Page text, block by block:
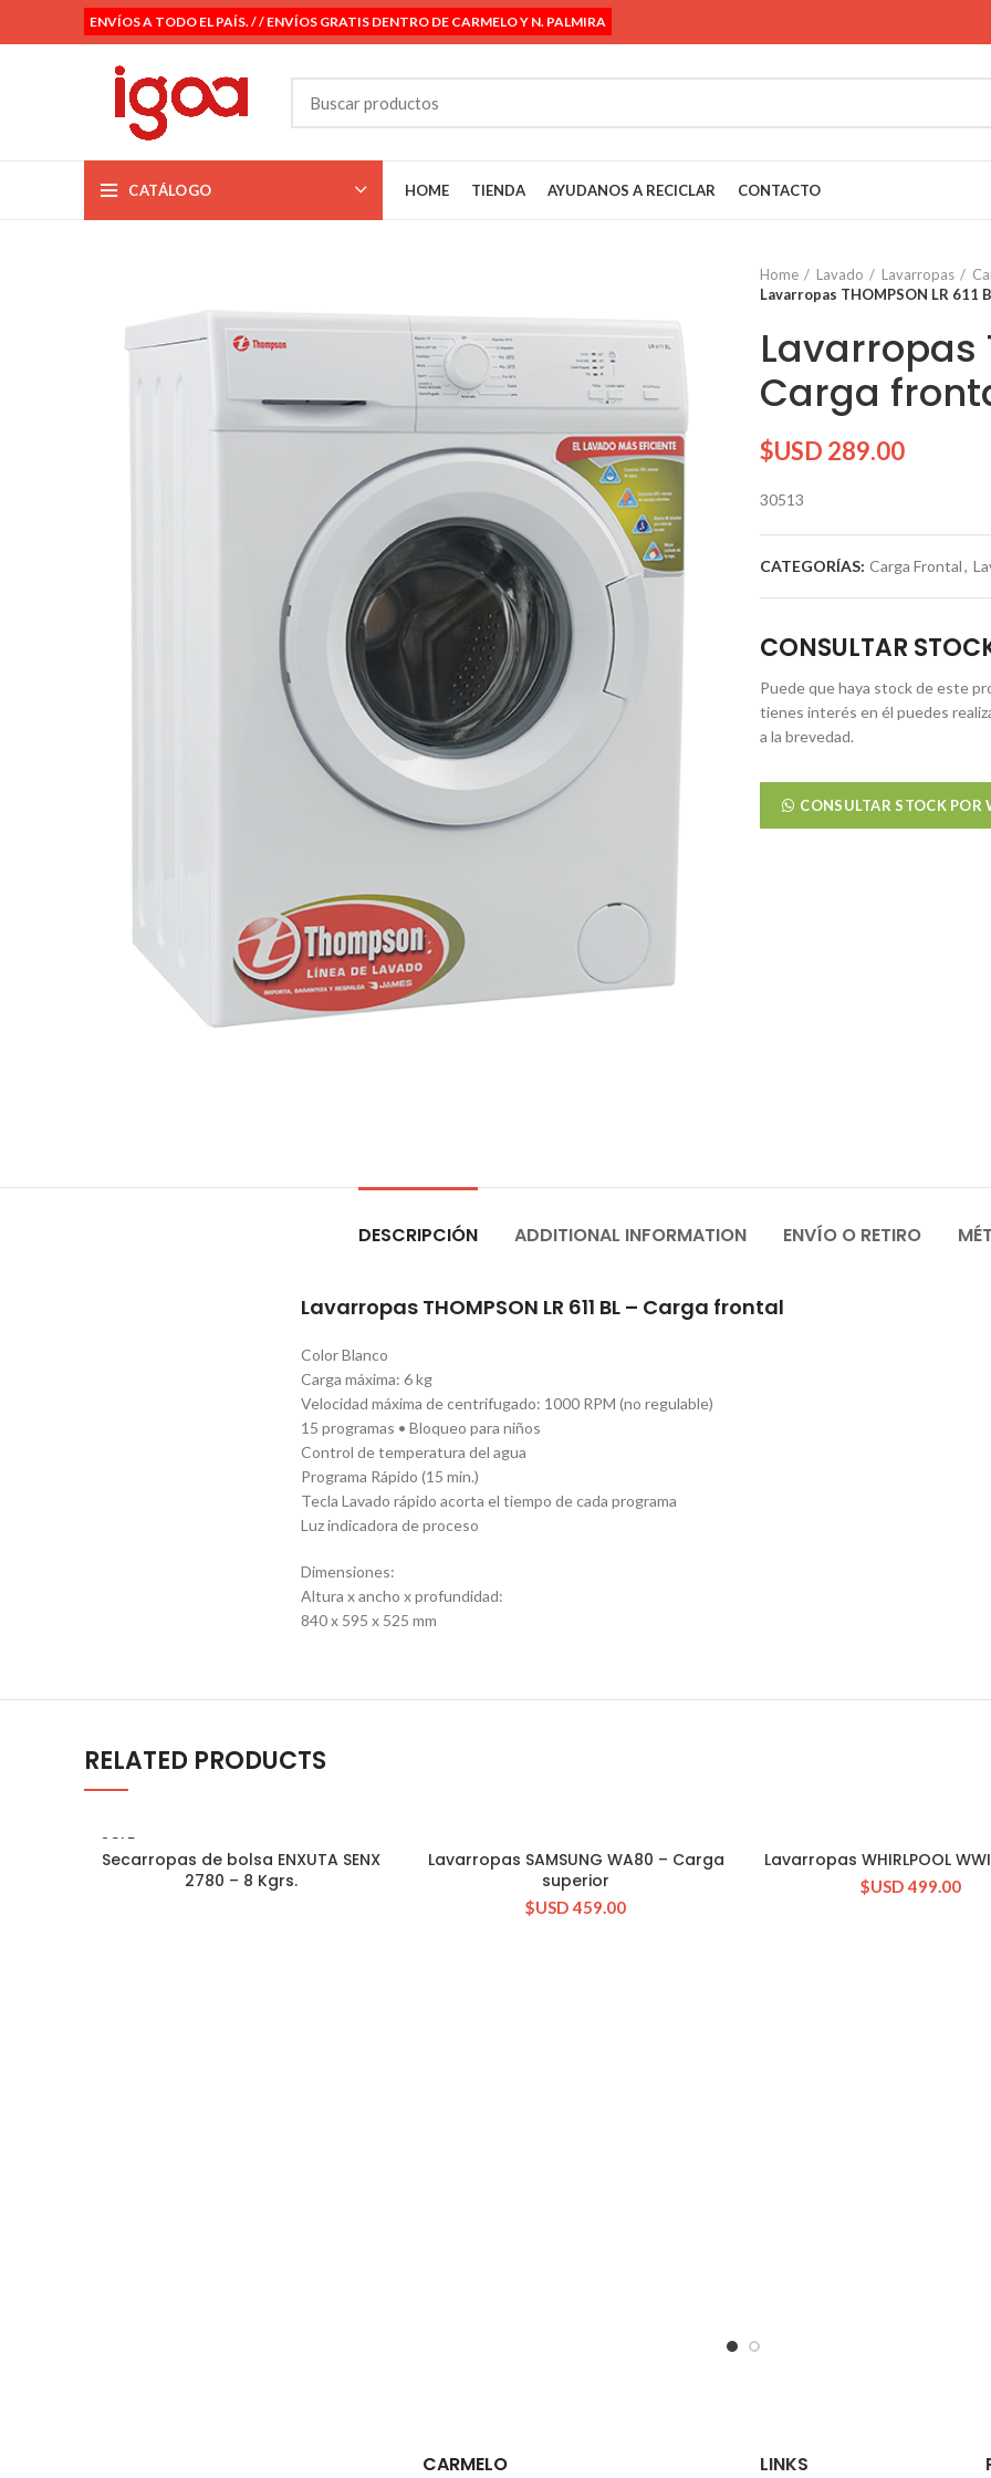
ENVÍOS A TODO EL PAÍS. / / ENVÍOS GRATIS DENTRO DE CARMELO Y N. PALMIRA
CATÁLOGO HOME TIENDA AYUDANOS A RECICLAR CONTACTO
Home Lavado Lavarropas
Lavarropas THOMPSON LR 611
Lavarropas
Carga
$USD 289.00
30513
CATEGORÍAS: Carga Frontal,
CONSULTAR
Puede que haya stock de este
tienes interés en él puedes
a la brevedad.
CONSULTAR STOCK POR
DESCRIPCIÓN ADDITIONAL INFORMATION ENVÍO O RETIRO
Lavarropas THOMPSON LR 611 BL – Carga frontal
Color Blanco
Carga máxima: 6 kg
Velocidad máxima de centrifugado: 1000 RPM (no regulable)
15 programas • Bloqueo para niños
Control de temperatura del agua
Programa Rápido (15 min.)
Tecla Lavado rápido acorta el tiempo de cada programa
Luz indicadora de proceso
Dimensiones:
Altura x ancho x profundidad:
840 x 595 x 525 mm
RELATED PRODUCTS
SOLD
OUT
CONSULTAR STOCK
Secarropas de bolsa ENXUTA SENX
2780 – 8 Kgrs.
CONSULTAR STOCK
Lavarropas SAMSUNG WA80 – Carga
superior
$USD 459.00
CONSULTAR STOCK
Lavarropas WHIRLPOOL
$USD 499.00
CARMELO LINKS